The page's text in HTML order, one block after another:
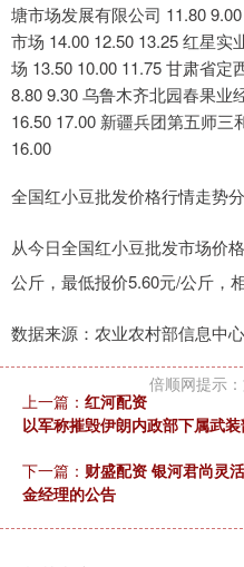
塘市场发展有限公司 11.80
市场 14.00 12.50 13.25 红星
场 13.50 10.00 11.75 甘肃省
8.80 9.30 乌鲁木齐北园春果业
16.50 17.00 新疆兵团第五师
16.00
全国红小豆批发价格行情走势
从今日全国红小豆批发市场价
公斤，最低报价5.60元/公斤，
数据来源：农业农村部信息中心
倍顺网提示
上一篇： 红河配资
以军称摧毁伊朗内政部下属武
下一篇： 财盛配资 银河君尚灵
金经理的公告